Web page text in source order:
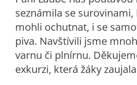
seznámila se
mohli ochutnat, i se
piva. Navštívili jsme
varnu či plnírnu.
exkurzi, která žáky